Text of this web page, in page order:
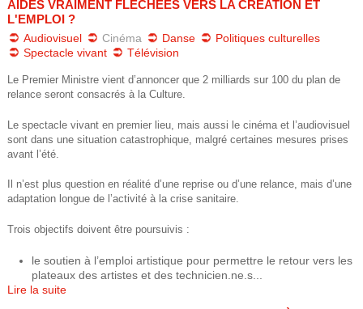
e
d
e
e
c
u
s
t
e
s
i
c
i
AIDES VRAIMENT FLÉCHÉES VERS LA CRÉATION ET
L'EMPLOI ?
Audiovisuel Cinéma Danse
Politiques culturelles
Spectacle vivant
Télévision
Le Premier Ministre vient d’annoncer que 2 milliards sur 100 du plan de
relance seront consacrés à la Culture.
Le spectacle vivant en premier lieu, mais aussi le cinéma et l’audiovisuel
sont dans une situation catastrophique, malgré certaines mesures prises
avant l’été.
Il n’est plus question en réalité d’une reprise ou d’une relance, mais d’une
adaptation longue de l’activité à la crise sanitaire.
Trois objectifs doivent être poursuivis :
le soutien à l’emploi artistique pour permettre le retour vers les
plateaux des artistes et des technicien.ne.s...
Lire la suite